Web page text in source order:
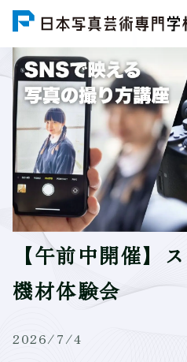
【午前中開催】
機材体験会
2026/7/4